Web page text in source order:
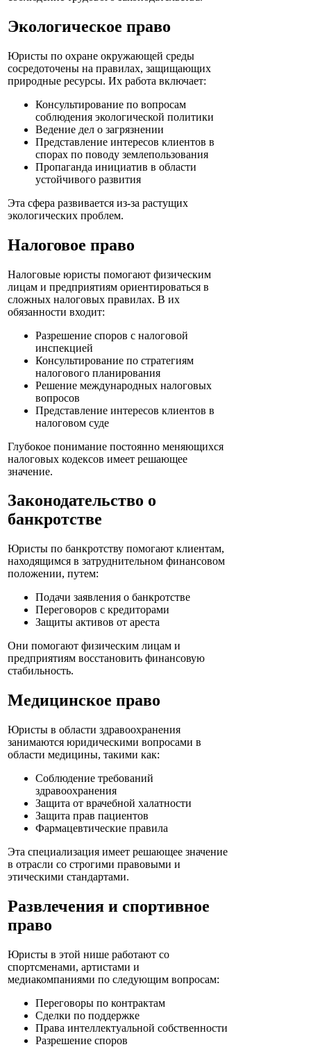
Экологическое право
Юристы по охране окружающей среды
сосредоточены на правилах, защищающих
природные ресурсы. Их работа включает:
Консультирование по вопросам
соблюдения экологической политики
Ведение дел о загрязнении
Представление интересов клиентов в
спорах по поводу землепользования
Пропаганда инициатив в области
устойчивого развития
Эта сфера развивается из-за растущих
экологических проблем.
Налоговое право
Налоговые юристы помогают физическим
лицам и предприятиям ориентироваться в
сложных налоговых правилах. В их
обязанности входит:
Разрешение споров с налоговой
инспекцией
Консультирование по стратегиям
налогового планирования
Решение международных налоговых
вопросов
Представление интересов клиентов в
налоговом суде
Глубокое понимание постоянно меняющихся
налоговых кодексов имеет решающее
значение.
Законодательство о
банкротстве
Юристы по банкротству помогают клиентам,
находящимся в затруднительном финансовом
положении, путем:
Подачи заявления о банкротстве
Переговоров с кредиторами
Защиты активов от ареста
Они помогают физическим лицам и
предприятиям восстановить финансовую
стабильность.
Медицинское право
Юристы в области здравоохранения
занимаются юридическими вопросами в
области медицины, такими как:
Соблюдение требований
здравоохранения
Защита от врачебной халатности
Защита прав пациентов
Фармацевтические правила
Эта специализация имеет решающее значение
в отрасли со строгими правовыми и
этическими стандартами.
Развлечения и спортивное
право
Юристы в этой нише работают со
спортсменами, артистами и
медиакомпаниями по следующим вопросам:
Переговоры по контрактам
Сделки по поддержке
Права интеллектуальной собственности
Разрешение споров